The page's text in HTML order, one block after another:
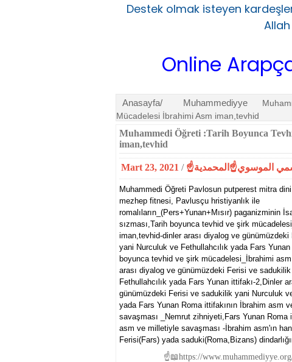
Destek olmak isteyen
Allah
Online Arapça
Anasayfa/ Muhammediyye
Mücadelesi İbrahimi Asm iman,tevhid
Muhammedi Öğreti :Tarih Boyunca
iman,tevhid
Mart 23, 2021 /
Muhammedi Öğreti Pavlosun putperest mitra
mezhep fitnesi, Pavlusçu hristiyanlık ile
romalıların_(Pers+Yunan+Mısır) paganizminin
sızması,Tarih boyunca tevhid ve şirk
iman,tevhid-dinler arası diyalog ve
yani Nurculuk ve Fethullahcılık yada Fars
boyunca tevhid ve şirk mücadelesi_İbrahimi
arası diyalog ve günümüzdeki Ferisi ve
Fethullahcılık yada Fars Yunan ittifakı-2,Dinler
günümüzdeki Ferisi ve sadukilik yani Nurculuk
yada Fars Yunan Roma ittifakının İbrahim asm
savaşması _Nemrut zihniyeti,Fars Yunan Roma
asm ve milletiyle savaşması -İbrahim asm'ın
Ferisi(Fars) yada saduki(Roma,Bizans)